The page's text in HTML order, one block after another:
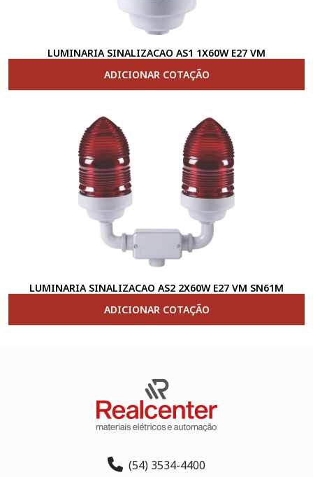
LUMINARIA SINALIZACAO AS1 1X60W E27 VM
ADICIONAR COTAÇÃO
LUMINARIA SINALIZACAO AS2 2X60W E27 VM SN61M
ADICIONAR COTAÇÃO
(54) 3534-4400